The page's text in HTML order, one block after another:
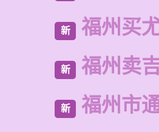
新 福州买
新 福州卖
新 福州市